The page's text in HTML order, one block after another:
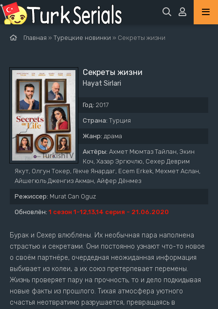
Главная » Турецкие новинки » Секреты жизни
Секреты жизни
Hayat Sirlari
Год: 2017
Страна: Турция
Жанр: драма
Актёры: Ахмет Мюмтаз Тайлан, Экин
Коч, Хазар Эргючлю, Сехер Деврим
Якут, Олгун Токер, Гёкче Янардаг, Ecem Erkek, Мехмет Аслан,
Айшегюль Дженгиз Акман, Айфер Дёнмез
Режиссер: Murat Can Oguz
Обновлён: 1 сезон 1-12,13,14 серия - 21.06.2020
Бурак и Сехер влюблены. Их необычная пара наполнена
страстью и секретами. Они постоянно узнают что-то новое
о своём партнёре, очердедная неожиданная информация
выбивает из колеи, а их союз претерпевает перемены.
Жизнь проверяет пару на прочность, то и дело подкидывая
новые факты из прошлого. Тихая атмосфера уютного
счастья неотвратимо разрушается, превращаясь в